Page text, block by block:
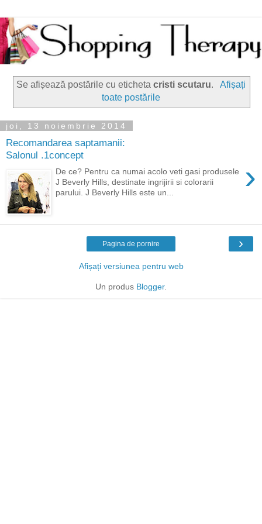
Se afișează postările cu etichetacristi scutaru.
Afișați
toate postările
joi, 13 noiembrie 2014
Recomandarea saptamanii:
Salonul .1concept
›
De ce? Pentru ca numai acolo veti gasi produsele
J Beverly Hills, destinate ingrijirii si colorarii
parului. J Beverly Hills este un...
›
Pagina de pornire
Afișați versiunea pentru web
Un produs Blogger.